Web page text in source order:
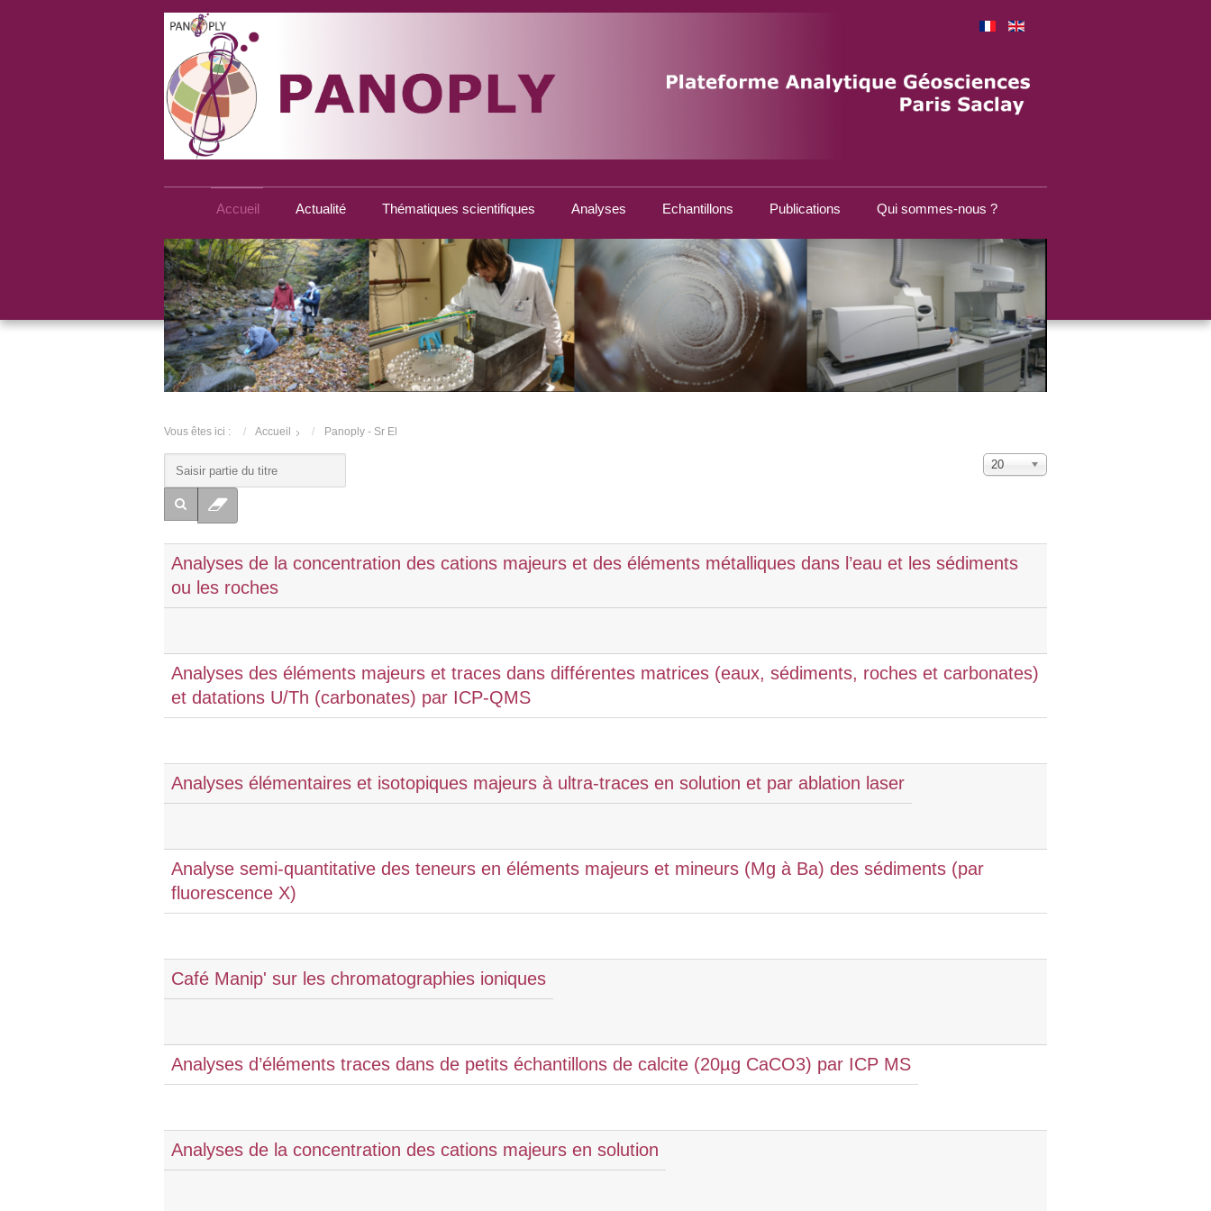
Accueil Actualité Thématiques scientifiques Analyses Echantillons Publications Qui sommes-nous ?
Vous êtes ici : Accueil Panoply - Sr El
20
Analyses de la concentration des cations majeurs et des éléments métalliques dans l’eau et les sédiments
ou les roches
Analyses des éléments majeurs et traces dans différentes matrices (eaux, sédiments, roches et carbonates)
et datations U/Th (carbonates) par ICP-QMS
Analyses élémentaires et isotopiques majeurs à ultra-traces en solution et par ablation laser
Analyse semi-quantitative des teneurs en éléments majeurs et mineurs (Mg à Ba) des sédiments (par
fluorescence X)
Café Manip' sur les chromatographies ioniques
Analyses d’éléments traces dans de petits échantillons de calcite (20µg CaCO3) par ICP MS
Analyses de la concentration des cations majeurs en solution